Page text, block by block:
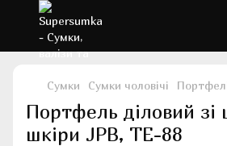
Сумки Сумки чоловічі
Портфель діловий зі
шкіри JPB, TE-88